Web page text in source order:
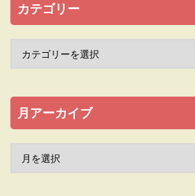
カテゴリー
月アーカイブ